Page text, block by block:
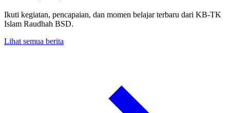
Ikuti kegiatan, pencapaian, dan momen belajar terbaru dari KB-TK
Islam Raudhah BSD.
Lihat semua berita